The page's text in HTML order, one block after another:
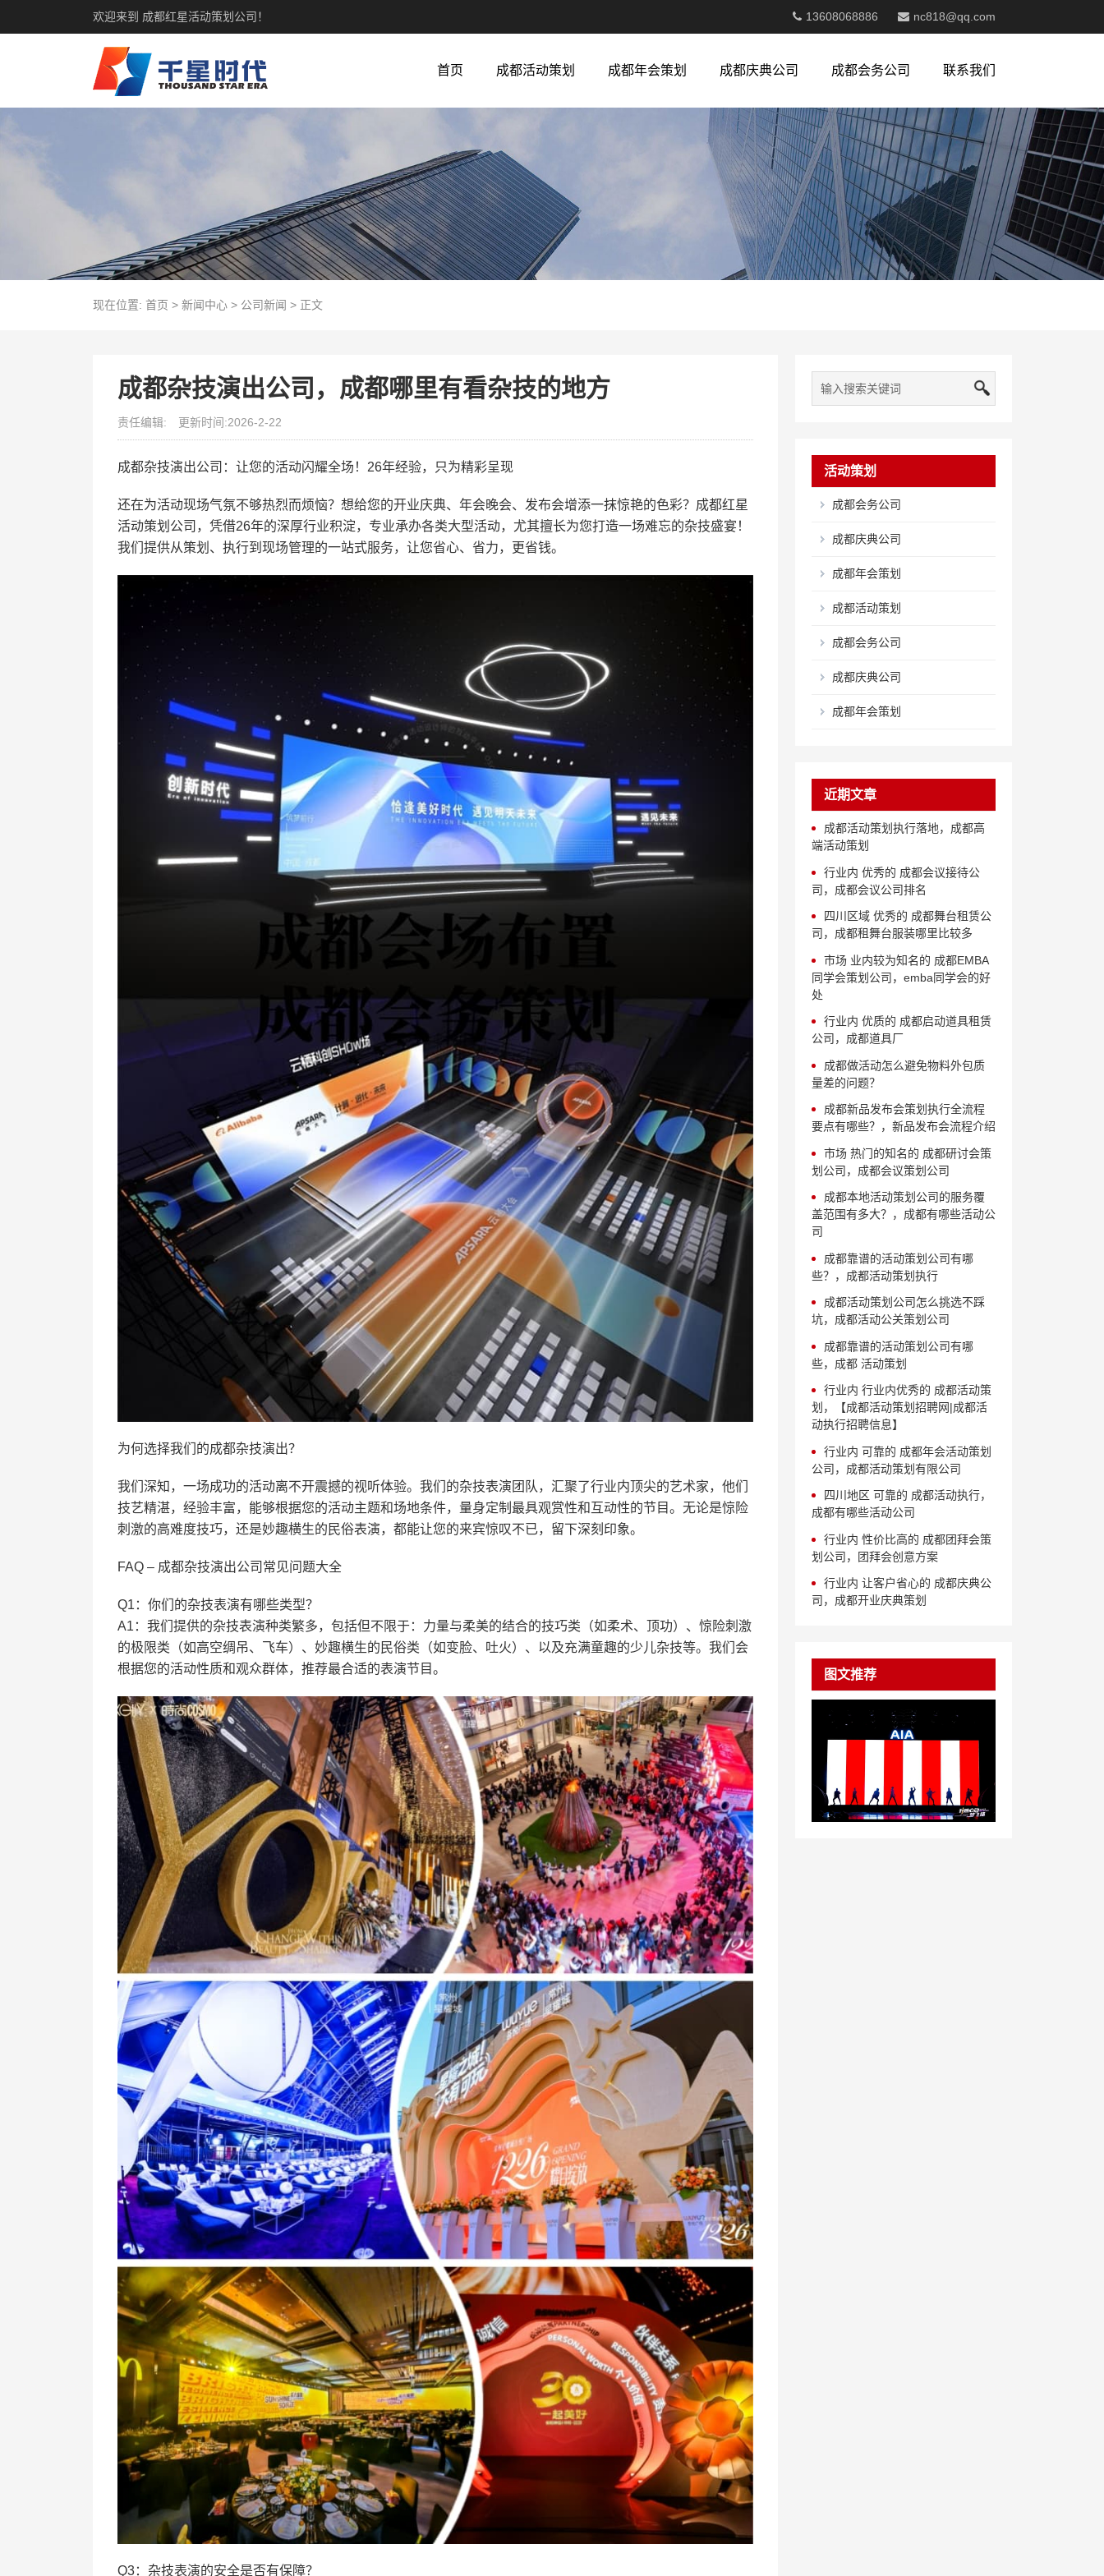
欢迎来到 成都红星活动策划公司！ 13608068886 nc818@qq.com
首页 成都活动策划 成都年会策划 成都庆典公司 成都会务公司 联系我们
现在位置: 首页 > 新闻中心> 公司新闻 > 正文
成都杂技演出公司，成都哪里有看杂技的地方
责任编辑: 更新时间:2026-2-22
成都杂技演出公司：让您的活动闪耀全场！26年经验，只为精彩呈现
还在为活动现场气氛不够热烈而烦恼？想给您的开业庆典、年会晚会、发布会增添一抹惊艳的色彩？成都红星
活动策划公司，凭借26年的深厚行业积淀，专业承办各类大型活动，尤其擅长为您打造一场难忘的杂技盛宴！
我们提供从策划、执行到现场管理的一站式服务，让您省心、省力，更省钱。
为何选择我们的成都杂技演出？
我们深知，一场成功的活动离不开震撼的视听体验。我们的杂技表演团队，汇聚了行业内顶尖的艺术家，他们
技艺精湛，经验丰富，能够根据您的活动主题和场地条件，量身定制最具观赏性和互动性的节目。无论是惊险
刺激的高难度技巧，还是妙趣横生的民俗表演，都能让您的来宾惊叹不已，留下深刻印象。
FAQ – 成都杂技演出公司常见问题大全
Q1：你们的杂技表演有哪些类型？
A1：我们提供的杂技表演种类繁多，包括但不限于：力量与柔美的结合的技巧类（如柔术、顶功）、惊险刺激
的极限类（如高空绸吊、飞车）、妙趣横生的民俗类（如变脸、吐火）、以及充满童趣的少儿杂技等。我们会
根据您的活动性质和观众群体，推荐最合适的表演节目。
Q3：杂技表演的安全是否有保障？
活动策划
成都会务公司
成都庆典公司
成都年会策划
成都活动策划
成都会务公司
成都庆典公司
成都年会策划
近期文章
成都活动策划执行落地，成都高
端活动策划
行业内 优秀的 成都会议接待公
司，成都会议公司排名
四川区域 优秀的 成都舞台租赁公
司，成都租舞台服装哪里比较多
市场 业内较为知名的 成都EMBA
同学会策划公司，emba同学会的好
处
行业内 优质的 成都启动道具租赁
公司，成都道具厂
成都做活动怎么避免物料外包质
量差的问题？
成都新品发布会策划执行全流程
要点有哪些？，新品发布会流程介绍
市场 热门的知名的 成都研讨会策
划公司，成都会议策划公司
成都本地活动策划公司的服务覆
盖范围有多大？，成都有哪些活动公
司
成都靠谱的活动策划公司有哪
些？，成都活动策划执行
成都活动策划公司怎么挑选不踩
坑，成都活动公关策划公司
成都靠谱的活动策划公司有哪
些，成都 活动策划
行业内 行业内优秀的 成都活动策
划，【成都活动策划招聘网|成都活
动执行招聘信息】
行业内 可靠的 成都年会活动策划
公司，成都活动策划有限公司
四川地区 可靠的 成都活动执行，
成都有哪些活动公司
行业内 性价比高的 成都团拜会策
划公司，团拜会创意方案
行业内 让客户省心的 成都庆典公
司，成都开业庆典策划
图文推荐